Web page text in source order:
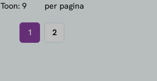
Toon: per pagina
1 2